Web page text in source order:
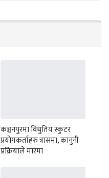
कञ्चनपुरमा विधुतिय स्कुटर
प्रयोगकर्ताहरु त्रासमा, कानुनी
प्रक्रियाले मारमा